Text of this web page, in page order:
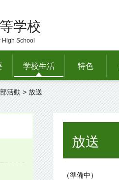
学校
High School
学校生活 特色
部活動 > 放送
放送
（準備中）